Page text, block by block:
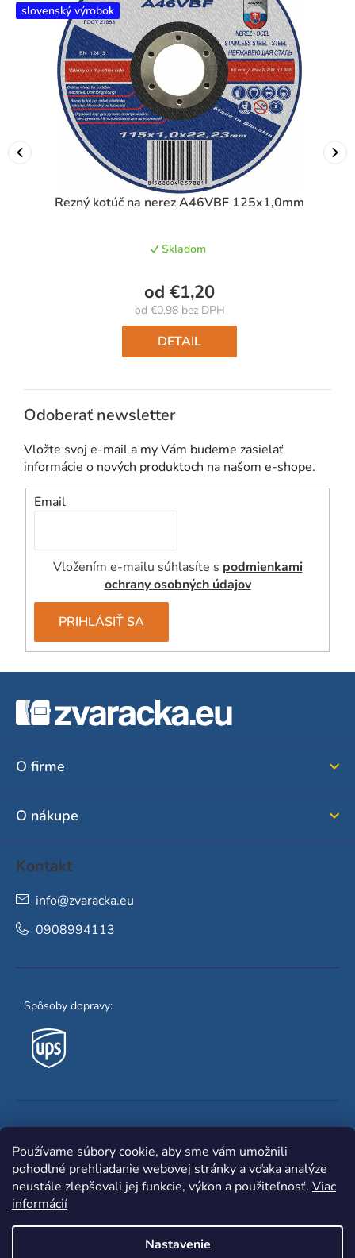
Používame súbory cookie, aby sme vám umožnili
pohodlné prehliadanie webovej stránky a vďaka analýze
neustále zlepšovali jej funkcie, výkon a použiteľnosť. Viac
informácií
Nastavenie
slovenský výrobok
Rezný kotúč na nerez A46VBF 125x1,0mm
Skladom
od €1,20
od €0,98bez DPH
Jednotková
cena:
DETAIL
Odoberať newsletter
Vložte svoj e-mail a my Vám budeme zasielať
informácie o nových produktoch na našom e-shope.
Email
Vložením e-mailu súhlasíte s podmienkami
ochrany osobných údajov
PRIHLÁSIŤ SA
O firme
O nákupe
Kontakt
info@zvaracka.eu
0908994113
Spôsoby dopravy:
Shoptet |mime digital